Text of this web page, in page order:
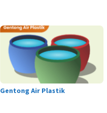
Gentong Air Plastik